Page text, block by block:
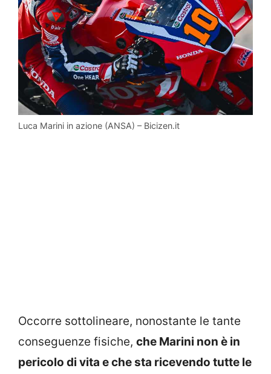
Luca Marini in azione (ANSA) – Bicizen.it
Occorre sottolineare, nonostante le tante
conseguenze fisiche, che Marini non è in
pericolo di vita e che sta ricevendo tutte le